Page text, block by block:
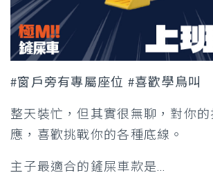
#窗戶旁有專屬座位 #喜歡學鳥叫
整天裝忙，但其實很無聊，對你的
應，喜歡挑戰你的各種底線。
主子最適合的鏟屎車款是…